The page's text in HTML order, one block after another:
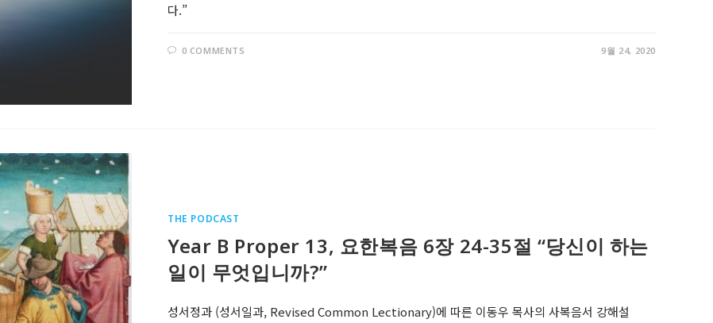
다.”
0 COMMENTS 9월 24, 2020
THE PODCAST
Year B Proper 13, 요한복음 6장 24-35절 “당신이 하는
일이 무엇입니까?”
성서정과 (성서일과, Revised Common Lectionary)에 따른 이동우 목사의 사복음서 강해설